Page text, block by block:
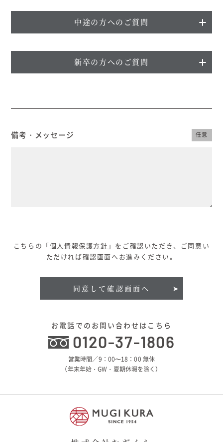
中途の方へのご質問
新卒の方へのご質問
備考・メッセージ 任意
こちらの「個人情報保護方針 」をご確認いただき、ご同意い
ただければ確認画面へお進みください。
同意して確認画面へ
お電話でのお問い合わせはこちら
0120-37-1806
営業時間／9：00〜18：00 無休
（年末年始・GW・夏期休暇を除く）